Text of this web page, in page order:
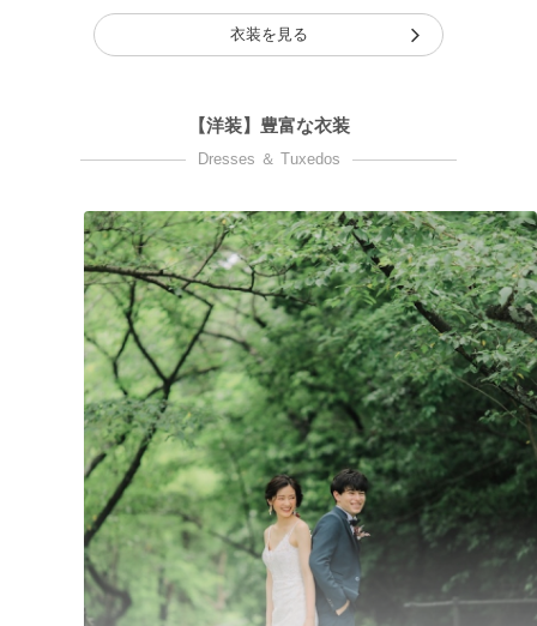
衣装を見る
【洋装】豊富な衣装
Dresses ＆ Tuxedos